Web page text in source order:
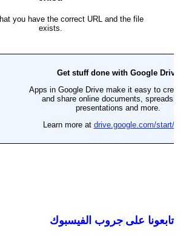
تابعونا على جروب الفيسبوك